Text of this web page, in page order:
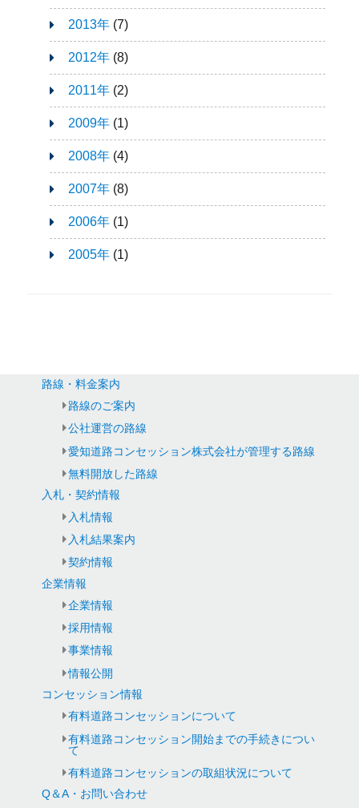
2013年(7)
2012年(8)
2011年(2)
2009年(1)
2008年(4)
2007年(8)
2006年(1)
2005年(1)
路線・料金案内
路線のご案内
公社運営の路線
愛知道路コンセッション株式会社が管理する路線
無料開放した路線
入札・契約情報
入札情報
入札結果案内
契約情報
企業情報
企業情報
採用情報
事業情報
情報公開
コンセッション情報
有料道路コンセッションについて
有料道路コンセッション開始までの手続きについ
て
有料道路コンセッションの取組状況について
Q＆A・お問い合わせ